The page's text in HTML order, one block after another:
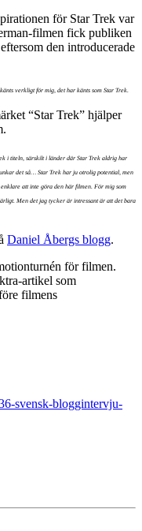
för Star Trek var
filmen fick publiken
den introducerade
verkligt för mig, det har känts som Star Trek.
“Star Trek” hjälper
i titeln, särskilt i länder där Star Trek aldrig har
det så… Star Trek har ju otrolig potential, men
att inte göra den här filmen. För mig som
Men det jag tycker är intressant är att det bara
Daniel Åbergs blogg.
för filmen.
artikel som
filmens
svensk-bloggintervju-